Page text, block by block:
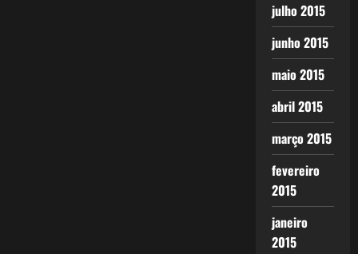
julho 2015
junho 2015
maio 2015
abril 2015
março 2015
fevereiro
2015
janeiro
2015